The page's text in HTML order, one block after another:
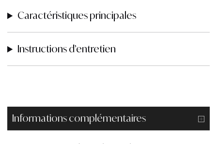
Caractéristiques principales
Instructions d’entretien
Informations complémentaires